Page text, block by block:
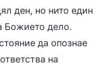
ден, но нито един
Божието дело.
да опознае
на